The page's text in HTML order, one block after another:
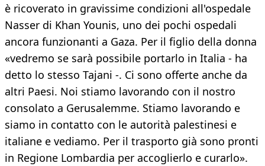
è ricoverato in gravissime condizioni all'ospedale
Nasser di Khan Younis, uno dei pochi ospedali
ancora funzionanti a Gaza. Per il figlio della donna
«vedremo se sarà possibile portarlo in Italia - ha
detto lo stesso Tajani -. Ci sono offerte anche da
altri Paesi. Noi stiamo lavorando con il nostro
consolato a Gerusalemme. Stiamo lavorando e
siamo in contatto con le autorità palestinesi e
italiane e vediamo. Per il trasporto già sono pronti
in Regione Lombardia per accoglierlo e curarlo».